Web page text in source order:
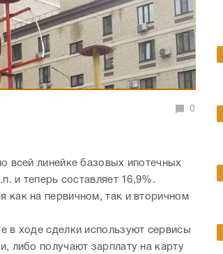
0
всей линейке базовых ипотечных
и теперь составляет 16,9%.
как на первичном, так и вторичном
в ходе сделки используют сервисы
либо получают зарплату на карту